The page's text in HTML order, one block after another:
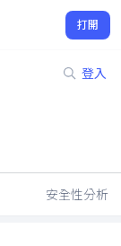
打開
登入
安全性分析